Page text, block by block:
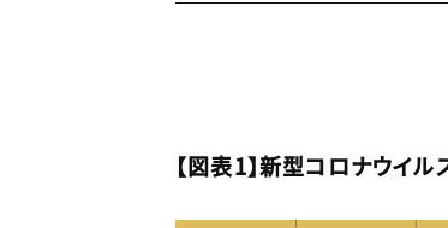
【図表1】新型コロナウイ